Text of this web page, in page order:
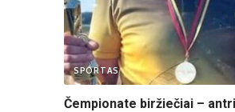
SPORTAS
Čempionate biržiečiai – antri